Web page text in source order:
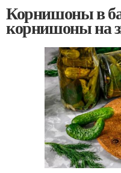
Корнишоны в
корнишоны на